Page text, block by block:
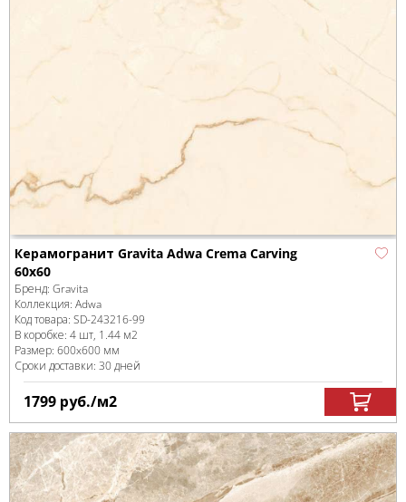
Керамогранит Gravita Adwa Crema Carving
60x60
Бренд: Gravita
Коллекция: Adwa
Код товара: SD-243216-99
В коробке: 4 шт, 1.44 м2
Размер: 600x600 мм
Сроки доставки: 30 дней
1799 руб./м2